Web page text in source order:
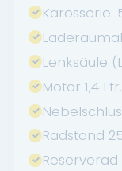
Karosserie:
Lenksäule
Motor 1,4
Radstand